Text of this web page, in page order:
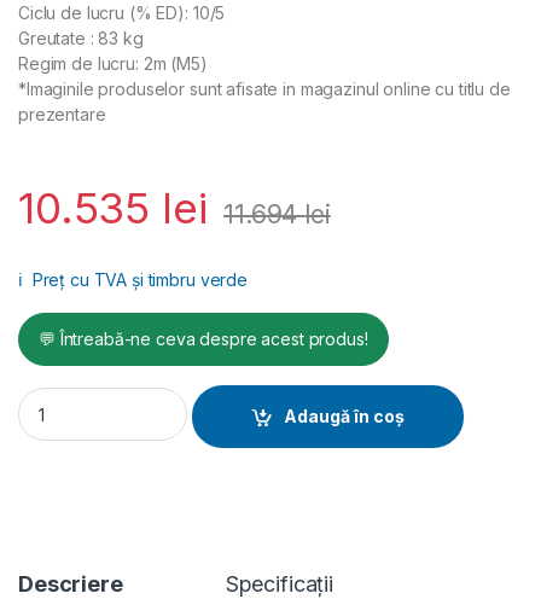
Ciclu de lucru (% ED): 10/5
Greutate : 83 kg
Regim de lucru: 2m (M5)
*Imaginile produselor sunt afisate in magazinul online cu titlu de
prezentare
10.535 lei 11.694lei
ℹ️ Preț cu TVA și timbru verde
💬 Întreabă-ne ceva despre acest produs!
Electropalan cu lant HHBD Gutman 2000 kg, 10 metri quantity
Adaugă în coș
Descriere Specificații